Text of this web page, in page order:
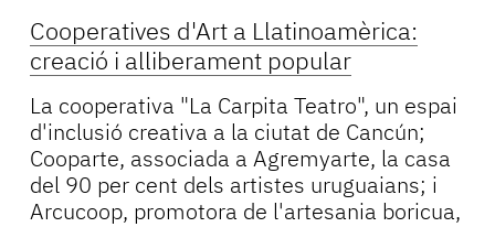
Cooperatives d'Art a Llatinoamèrica:
creació i alliberament popular
La cooperativa "La Carpita Teatro", un espai
d'inclusió creativa a la ciutat de Cancún;
Cooparte, associada a Agremyarte, la casa
del 90 per cent dels artistes uruguaians; i
Arcucoop, promotora de l'artesania boricua,